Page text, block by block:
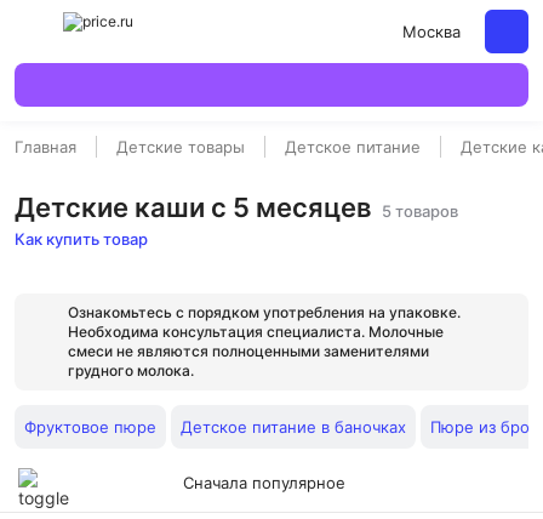
Москва
Главная Детские товары Детское питание Детские
Детские каши с 5 месяцев
5 товаров
Как купить товар
Ознакомьтесь с порядком употребления на упаковке.
Необходима консультация специалиста. Молочные
смеси не являются полноценными заменителями
грудного молока.
Фруктовое пюре Детское питание в баночках Пюре из
Сначала популярное